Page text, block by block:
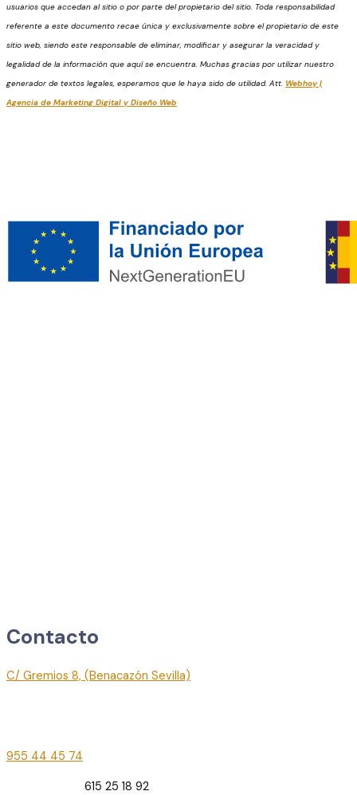
usuarios que accedan al sitio o por parte del propietario del sitio. Toda responsabilidad
referente a este documento recae única y exclusivamente sobre el propietario de este
sitio web, siendo este responsable de eliminar, modificar y asegurar la veracidad y
legalidad de la información que aquí se encuentra. Muchas gracias por utilizar nuestro
generador de textos legales, esperamos que le haya sido de utilidad. Att. Webhoy |
Agencia de Marketing Digital y Diseño Web
Contacto
C/ Gremios 8, (Benacazón Sevilla)
955 44 45 74
615 25 18 92